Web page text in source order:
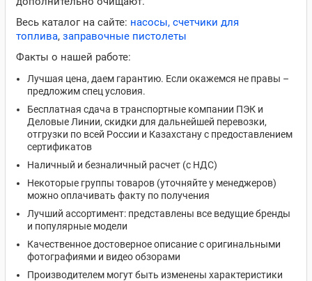
Весь каталог на сайте: насосы, счетчики для
топлива, заправочные пистолеты
Факты о нашей работе:
Лучшая цена, даем гарантию. Если окажемся не правы –
предложим спец условия.
Бесплатная сдача в транспортные компании ПЭК и
Деловые Линии, скидки для дальнейшей перевозки,
отгрузки по всей России и Казахстану с предоставлением
сертификатов
Наличный и безналичный расчет (с НДС)
Некоторые группы товаров (уточняйте у менеджеров)
можно оплачивать факту по получения
Лучший ассортимент: представлены все ведущие бренды
и популярные модели
Качественное достоверное описание с оригинальными
фотографиями и видео обзорами
Производителем могут быть изменены характеристики